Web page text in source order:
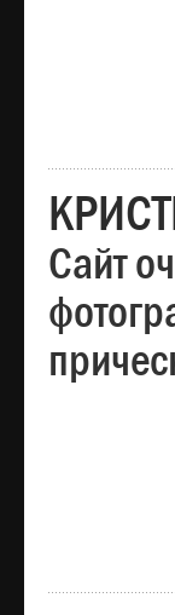
Сайт